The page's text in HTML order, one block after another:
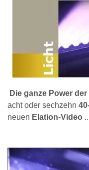
Die ganze Power
acht oder sechzehn
neuen Elation-Video